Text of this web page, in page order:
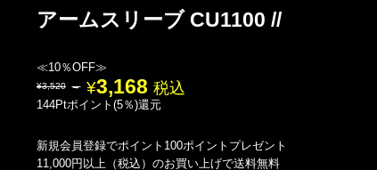
アームスリーブ CU1100 //
≪10％OFF≫
3,520 3,168 税込
144Ptポイント(5％)還元
新規会員登録でポイント100ポイントプレゼント
11,000円以上（税込）のお買い上げで送料無料